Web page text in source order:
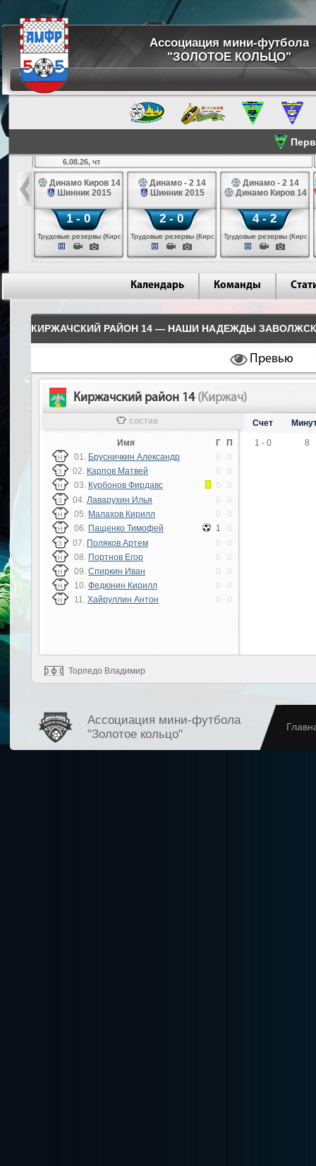
Ассоциация мини-футбола
"ЗОЛОТОЕ КОЛЬЦО"
14
6.08.26, чт
Динамо Киров 14
Шинник 2015
1 - 0
Трудовые резервы (Киров)
Динамо - 2 14
Шинник 2015
2 - 0
Трудовые резервы (Киров)
Динамо - 2 14
Динамо Киров 14
4 - 2
Трудовые резервы (Киров)
Календарь Команды
КИРЖАЧСКИЙ РАЙОН 14 — НАШИ НАДЕЖДЫ
Превью
Киржачский район 14 (Киржач)
состав
Имя Г П
Н 01. Брусничкин Александр 0 0
З 02. Карпов Матвей 0 0
Н 03. Курбонов Фирдавс 0 0
З 04. Лаварухин Илья 0 0
Н 05. Малахов Кирилл 0 0
Н 06. Пащенко Тимофей 1 0
З 07. Поляков Артем 0 0
Н 08. Портнов Егор 0 0
Н 09. Спиркин Иван 0 0
Н 10. Федюнин Кирилл 0 0
Н 11. Хайруллин Антон 0 0
Счет
1 - 0
8
Торпедо Владимир
Ассоциация мини-футбола
"Золотое кольцо"